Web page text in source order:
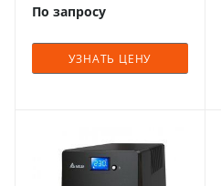
Габариты (ВхШхГ), мм
Способ монтажа
Напольный
По запросу
УЗНАТЬ ЦЕНУ
Тип корпуса